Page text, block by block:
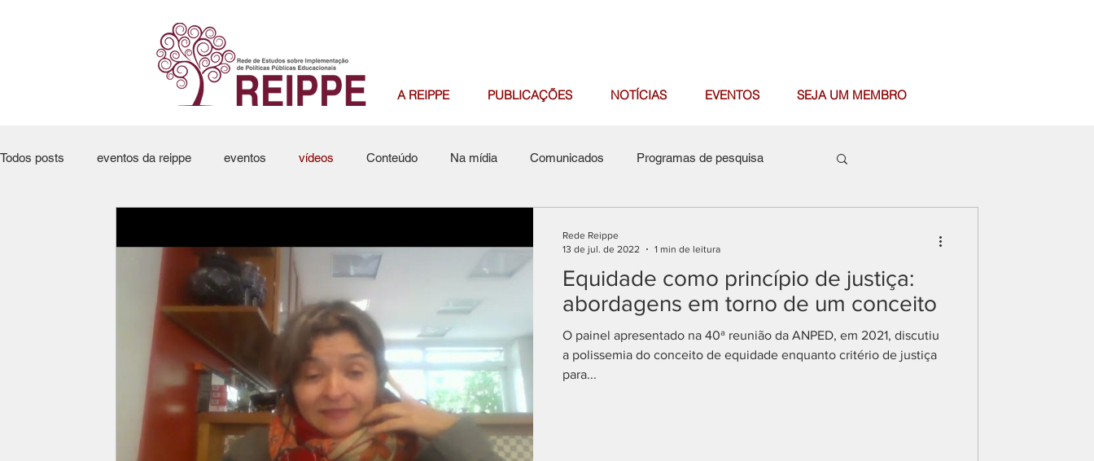
A REIPPE PUBLICAÇÕES NOTÍCIAS EVENTOS SEJA UM MEMBRO
Todos posts eventos da reippe eventos vídeos Conteúdo Na mídia Comunicados Programas de pesquisa
Equidade como princípio de justiça:
abordagens em torno de um conceito
O painel apresentado na 40ª reunião da ANPED, em 2021, discutiu
a polissemia do conceito de equidade enquanto critério de justiça
para...
Rede Reippe
13 de jul. de 2022
1 min de leitura